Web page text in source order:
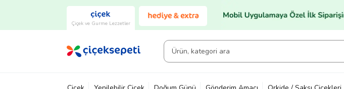
Çiçek ve Gurme Lezzetler